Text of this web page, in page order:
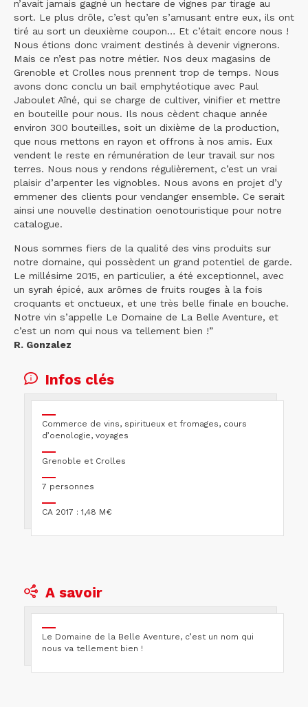
n’avait jamais gagné un hectare de vignes par tirage au
sort. Le plus drôle, c’est qu’en s’amusant entre eux, ils ont
tiré au sort un deuxième coupon… Et c’était encore nous !
Nous étions donc vraiment destinés à devenir vignerons.
Mais ce n’est pas notre métier. Nos deux magasins de
Grenoble et Crolles nous prennent trop de temps. Nous
avons donc conclu un bail emphytéotique avec Paul
Jaboulet Aîné, qui se charge de cultiver, vinifier et mettre
en bouteille pour nous. Ils nous cèdent chaque année
environ 300 bouteilles, soit un dixième de la production,
que nous mettons en rayon et offrons à nos amis. Eux
vendent le reste en rémunération de leur travail sur nos
terres. Nous nous y rendons régulièrement, c’est un vrai
plaisir d’arpenter les vignobles. Nous avons en projet d’y
emmener des clients pour vendanger ensemble. Ce serait
ainsi une nouvelle destination oenotouristique pour notre
catalogue.
Nous sommes fiers de la qualité des vins produits sur
notre domaine, qui possèdent un grand potentiel de garde.
Le millésime 2015, en particulier, a été exceptionnel, avec
un syrah épicé, aux arômes de fruits rouges à la fois
croquants et onctueux, et une très belle finale en bouche.
Notre vin s’appelle Le Domaine de La Belle Aventure, et
c’est un nom qui nous va tellement bien !”
R. Gonzalez
Infos clés
Commerce de vins, spiritueux et fromages, cours
d’oenologie, voyages
Grenoble et Crolles
7 personnes
CA 2017 : 1,48 M€
A savoir
Le Domaine de la Belle Aventure, c’est un nom qui
nous va tellement bien !